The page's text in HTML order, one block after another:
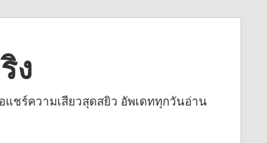
ง
แชร์ความเสียวสุดสยิว อัพเดททุกวันอ่าน